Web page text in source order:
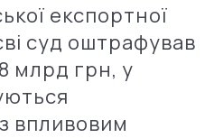
експортної
суд оштрафував
млрд грн, у
впливовим